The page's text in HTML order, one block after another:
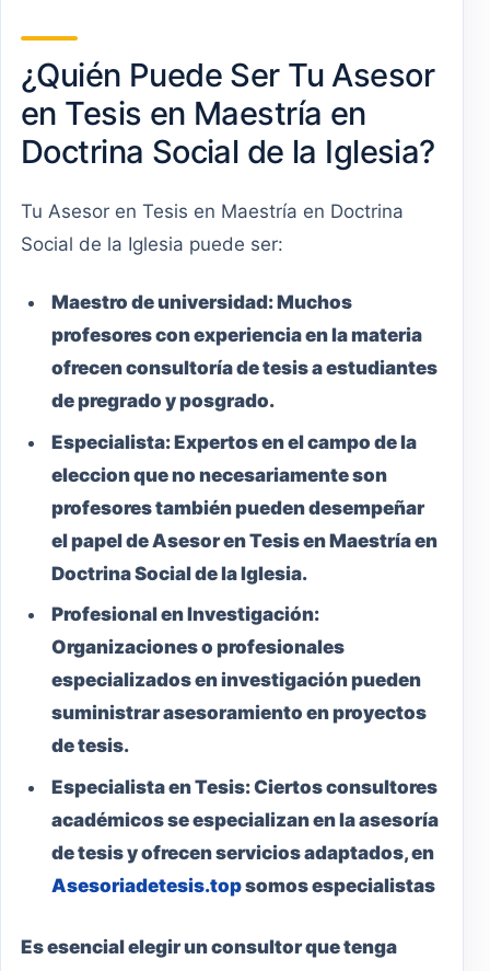
¿Quién Puede Ser Tu Asesor
en Tesis en Maestría en
Doctrina Social de la Iglesia?
Tu Asesor en Tesis en Maestría en Doctrina
Social de la Iglesia puede ser:
Maestrode universidad:Muchos
profesores con experiencia en la materia
ofrecen consultoría de tesis a estudiantes
de pregrado y posgrado.
Especialista:Expertos en el campo de la
eleccion que no necesariamente son
profesores también pueden desempeñar
el papel de Asesor en Tesis en Maestría en
Doctrina Social de la Iglesia.
Profesional en Investigación:
Organizaciones o profesionales
especializados en investigación pueden
suministrar asesoramiento en proyectos
de tesis.
Especialista en Tesis:Ciertos consultores
académicos se especializan en la asesoría
de tesis y ofrecen servicios adaptados, en
Asesoriadetesis.topsomos especialistas
Es esencial elegir un consultor que tenga